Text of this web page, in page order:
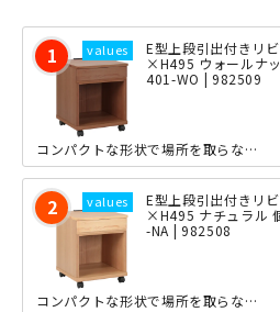
E型上段引出付きリ
×H495 ウォールナ
401-WO | 982509
コンパクトな形状で場所を取らない、便利なコンセント付き木製リビングワゴンの横幅4...
E型上段引出付きリ
×H495 ナチュラル
-NA | 982508
コンパクトな形状で場所を取らない、便利なコンセント付き木製リビングワゴンの横幅4...